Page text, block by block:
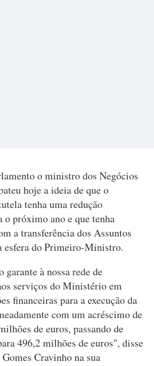
o ministro dos Negócios
hoje a ideia de que o
tenha uma redução
o próximo ano e que tenha
a transferência dos Assuntos
esfera do Primeiro-Ministro.
garante à nossa rede de
serviços do Ministério em
financeiras para a execução da
com um acréscimo de
de euros, passando de
496,2 milhões de euros", disse
Cravinho na sua